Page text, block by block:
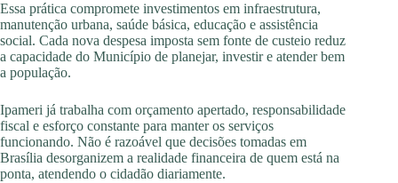
Essa prática compromete investimentos em infraestrutura,
manutenção urbana, saúde básica, educação e assistência
social. Cada nova despesa imposta sem fonte de custeio reduz
a capacidade do Município de planejar, investir e atender bem
a população.
Ipameri já trabalha com orçamento apertado, responsabilidade
fiscal e esforço constante para manter os serviços
funcionando. Não é razoável que decisões tomadas em
Brasília desorganizem a realidade financeira de quem está na
ponta, atendendo o cidadão diariamente.